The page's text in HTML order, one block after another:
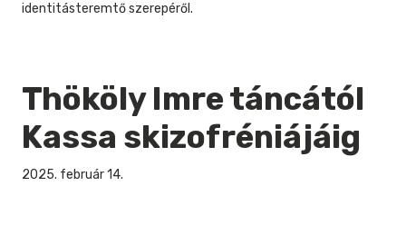
identitásteremtő szerepéről.
Thököly Imre táncától
Kassa skizofréniájáig
2025. február 14.